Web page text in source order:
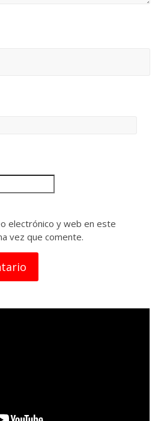
electrónico y web en este
vez que comente.